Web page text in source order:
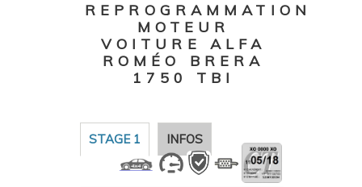
REPROGRAMMATION
MOTEUR
VOITURE ALFA
ROMÉO BRERA
1750 TBI
STAGE 1 INFOS